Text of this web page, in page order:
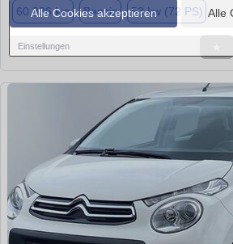
Alle Cookies akzeptieren Alle
Einstellungen
60.836 km Benzin 53 kw (72 PS)